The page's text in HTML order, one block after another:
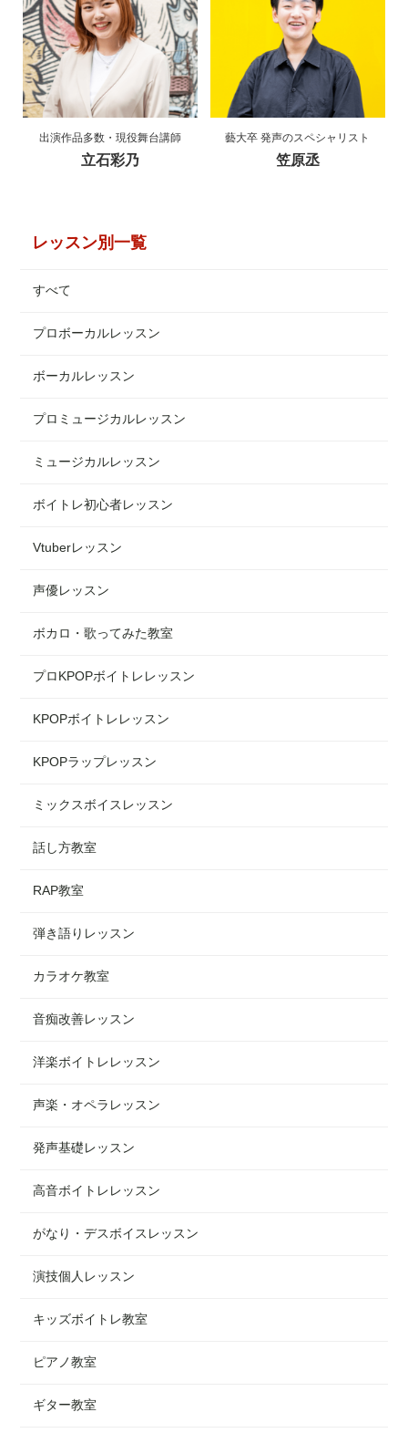
出演作品多数・現役舞台講師
立石彩乃
藝大卒 発声のスペシャリスト
笠原丞
レッスン別一覧
すべて
プロボーカルレッスン
ボーカルレッスン
プロミュージカルレッスン
ミュージカルレッスン
ボイトレ初心者レッスン
Vtuberレッスン
声優レッスン
ボカロ・歌ってみた教室
プロKPOPボイトレレッスン
KPOPボイトレレッスン
KPOPラップレッスン
ミックスボイスレッスン
話し方教室
RAP教室
弾き語りレッスン
カラオケ教室
音痴改善レッスン
洋楽ボイトレレッスン
声楽・オペラレッスン
発声基礎レッスン
高音ボイトレレッスン
がなり・デスボイスレッスン
演技個人レッスン
キッズボイトレ教室
ピアノ教室
ギター教室